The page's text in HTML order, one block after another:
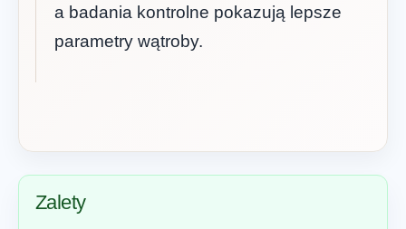
a badania kontrolne pokazują lepsze
parametry wątroby.
Zalety